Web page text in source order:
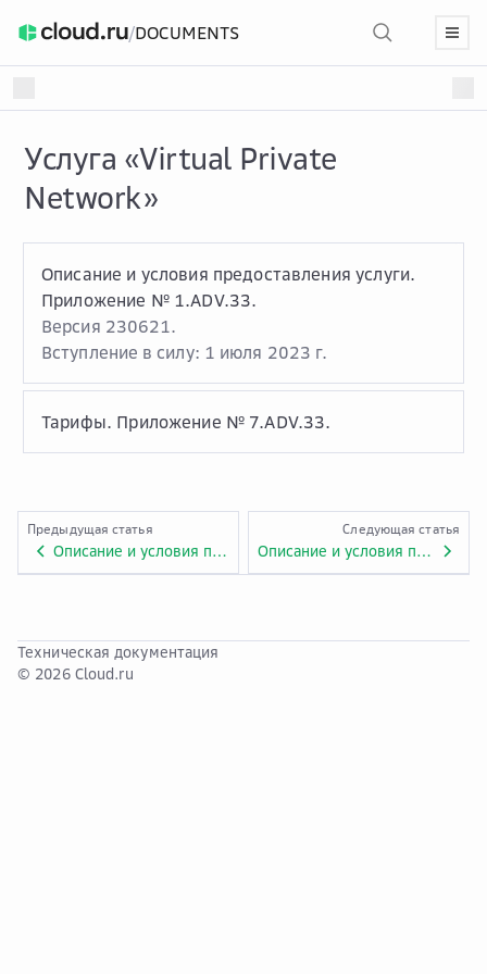
/DOCUMENTS
Услуга «Virtual Private
Network»
Описание и условия предоставления услуги.
Приложение № 1.ADV.33.
Версия 230621.
Вступление в силу: 1 июля 2023 г.
Тарифы. Приложение № 7.ADV.33.
Предыдущая статья
Описание и условия предоставления услуги «Virtual Private Cloud &amp; Elastic IP». Приложение № 1.ADV.32.
Следующая статья
Описание и условия предоставления услуги «Virtual Private Network». Приложение № 1.ADV.33.
Техническая документация
© 2026 Cloud.ru